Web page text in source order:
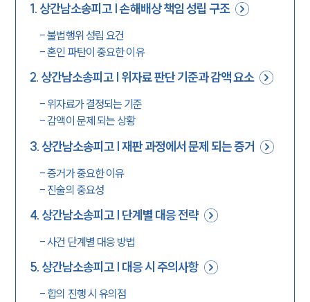
1. 상간남소송피고 | 손해배상 책임 성립 구조
-불법행위 성립 요건
-혼인 파탄이 중요한 이유
2. 상간남소송피고 | 위자료 판단 기준과 감액 요소
- 위자료가 결정되는 기준
- 감액이 문제 되는 상황
3. 상간남소송피고 | 재판 과정에서 문제 되는 증거
-증거가 중요한 이유
- 진술의 중요성
4. 상간남소송피고 | 단계별 대응 전략
-사건 단계별 대응 방법
5. 상간남소송피고 | 대응 시 주의사항
- 합의 진행 시 유의점